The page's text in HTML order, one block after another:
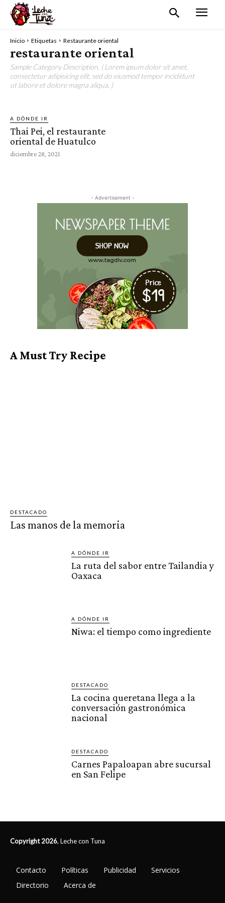
Inicio Etiquetas Restaurante oriental
restaurante oriental
Sample Category Description. ( Lorem ipsum dolor sit amet,
consectetur adipisicing elit, sed do eiusmod tempor incididunt
ut labore et dolore magna aliqua. )
A DÓNDE IR
Thai Pei, el restaurante
oriental de Huatulco
diciembre 28, 2021
- Advertisement -
A Must Try Recipe
DESTACADO
Las manos de la memoria
A DÓNDE IR
La ruta del sabor entre Tailandia y
Oaxaca
A DÓNDE IR
Niwa: el tiempo como ingrediente
DESTACADO
La cocina queretana llega a la
conversación gastronómica
nacional
DESTACADO
Carnes Papaloapan abre sucursal
en San Felipe
Copyright 2026, Leche con Tuna
Contacto Políticas Publicidad
Servicios
Directorio
Acerca de